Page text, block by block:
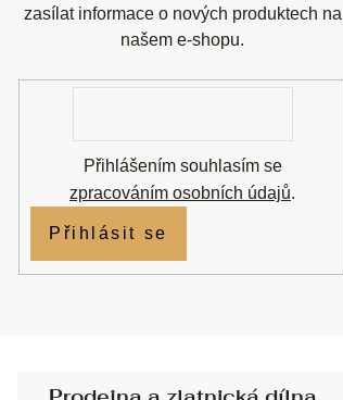
zasílat informace o nových produktech na
našem e-shopu.
Přihlášením souhlasím se
zpracováním osobních údajů.
Přihlásit se